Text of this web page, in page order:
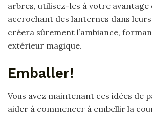
arbres, utilisez-les à votre avantage
accrochant des lanternes dans
créera sûrement l’ambiance,
extérieur magique.
Emballer!
Vous avez maintenant ces idées de
aider à commencer à embellir la